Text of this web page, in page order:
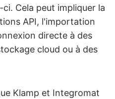
Cela peut impliquer la
API, l'importation
directe à des
cloud ou à des
Klamp et Integromat